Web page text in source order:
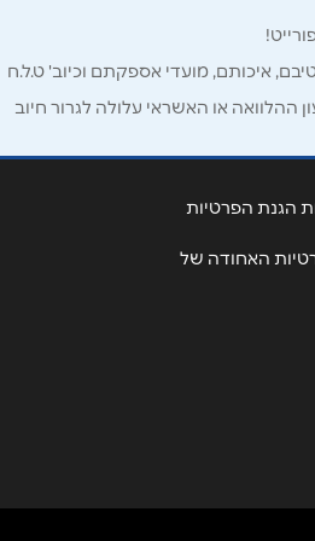
איכותם, מועדי אספקתם וכיוב' ט.ל.ח
או האשראי עלולה לגרור חיוב
הגנת הפרטיות
האחודה של